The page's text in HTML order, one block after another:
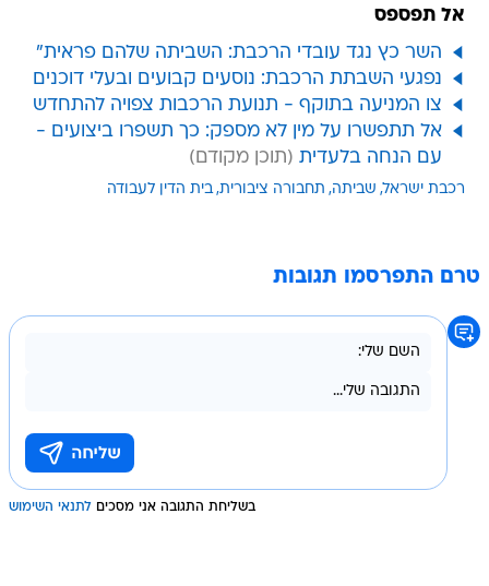
אל תפספס
השר כץ נגד עובדי הרכבת: השביתה שלהם פראית"
נפגעי השבתת הרכבת: נוסעים קבועים ובעלי דוכנים
צו המניעה בתוקף - תנועת הרכבות צפויה להתחדש
אל תתפשרו על מין לא מספק: כך תשפרו ביצועים -
עם הנחה בלעדית
רכבת ישראל שביתה תחבורה ציבורית בית הדין לעבודה
טרם התפרסמו תגובות
בשליחת התגובה אני מסכים לתנאי השימוש